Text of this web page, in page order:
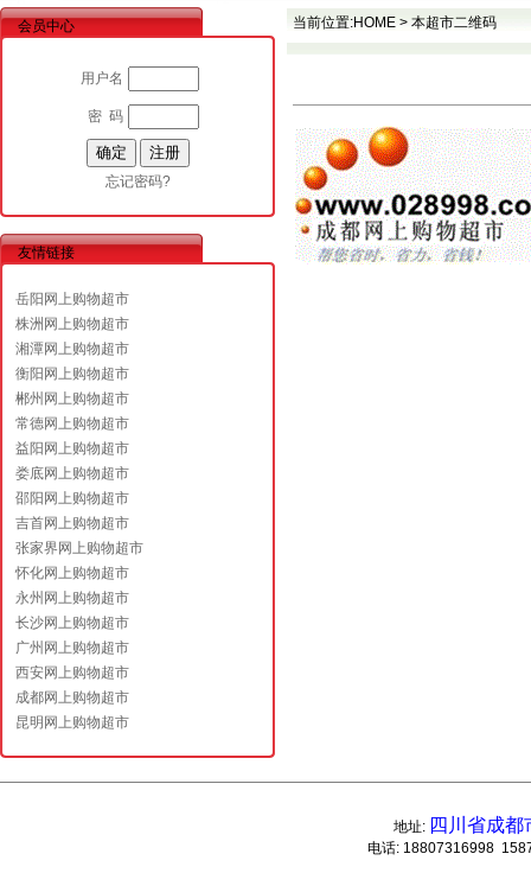
会员中心
用户名
密 码
忘记密码?
友情链接
岳阳网上购物超市
株洲网上购物超市
湘潭网上购物超市
衡阳网上购物超市
郴州网上购物超市
常德网上购物超市
益阳网上购物超市
娄底网上购物超市
邵阳网上购物超市
吉首网上购物超市
张家界网上购物超市
怀化网上购物超市
永州网上购物超市
长沙网上购物超市
广州网上购物超市
西安网上购物超市
成都网上购物超市
昆明网上购物超市
当前位置:HOME > 本超市二维码
地址: 四川省成
电话: 18807316998